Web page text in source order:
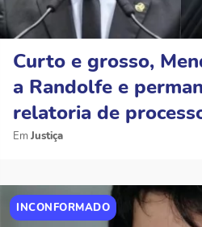
Curto e grosso,
a Randolfe e
relatoria de
Justiça
INCONFORMADO